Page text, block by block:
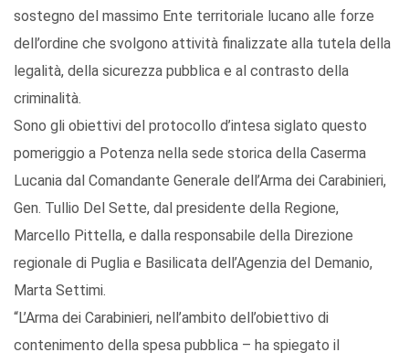
sostegno del massimo Ente territoriale lucano alle forze
dell’ordine che svolgono attività finalizzate alla tutela della
legalità, della sicurezza pubblica e al contrasto della
criminalità.
Sono gli obiettivi del protocollo d’intesa siglato questo
pomeriggio a Potenza nella sede storica della Caserma
Lucania dal Comandante Generale dell’Arma dei Carabinieri,
Gen. Tullio Del Sette, dal presidente della Regione,
Marcello Pittella, e dalla responsabile della Direzione
regionale di Puglia e Basilicata dell’Agenzia del Demanio,
Marta Settimi.
“L’Arma dei Carabinieri, nell’ambito dell’obiettivo di
contenimento della spesa pubblica – ha spiegato il